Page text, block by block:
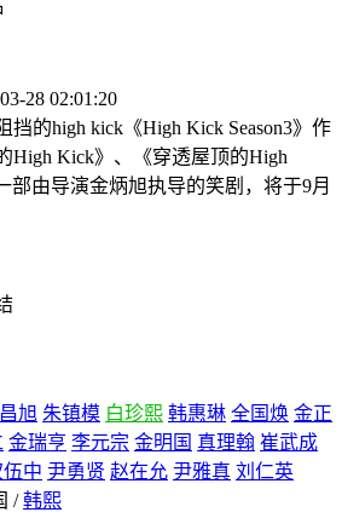
28 02:01:20
挡的high kick《High Kick Season3》作
High Kick》、《穿透屋顶的High
部由导演金炳旭执导的笑剧，将于9月
旭 朱镇模 白珍熙 韩惠琳 全国焕 金正
金瑞亨 李元宗 金明国 真理翰 崔武成
中 尹勇贤 赵在允 尹雅真 刘仁英
/韩熙